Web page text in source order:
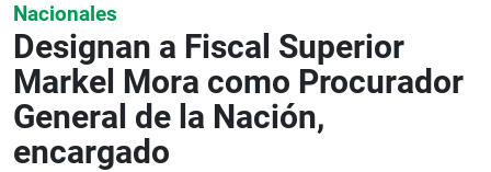
Nacionales
Designan a Fiscal Superior
Markel Mora como Procurador
General de la Nación,
encargado